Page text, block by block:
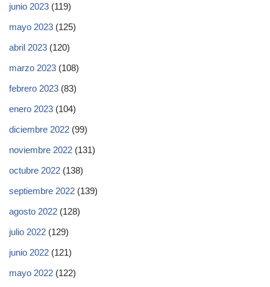
junio 2023 (119)
mayo 2023 (125)
abril 2023 (120)
marzo 2023 (108)
febrero 2023 (83)
enero 2023 (104)
diciembre 2022 (99)
noviembre 2022 (131)
octubre 2022 (138)
septiembre 2022 (139)
agosto 2022 (128)
julio 2022 (129)
junio 2022 (121)
mayo 2022 (122)